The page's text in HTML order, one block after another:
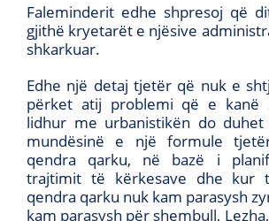
Faleminderit edhe shpresoj që
gjithë kryetarët e njësive
shkarkuar.
Edhe një detaj tjetër që nuk e
përket atij problemi që e kanë
lidhur me urbanistikën do
mundësinë e një formule
qendra qarku, në bazë i
trajtimit të kërkesave dhe kur
qendra qarku nuk kam parasysh
kam parasysh për shembull,